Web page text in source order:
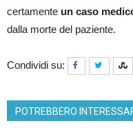
certamente un caso
dalla morte del paziente.
Condividi su:
POTREBBERO